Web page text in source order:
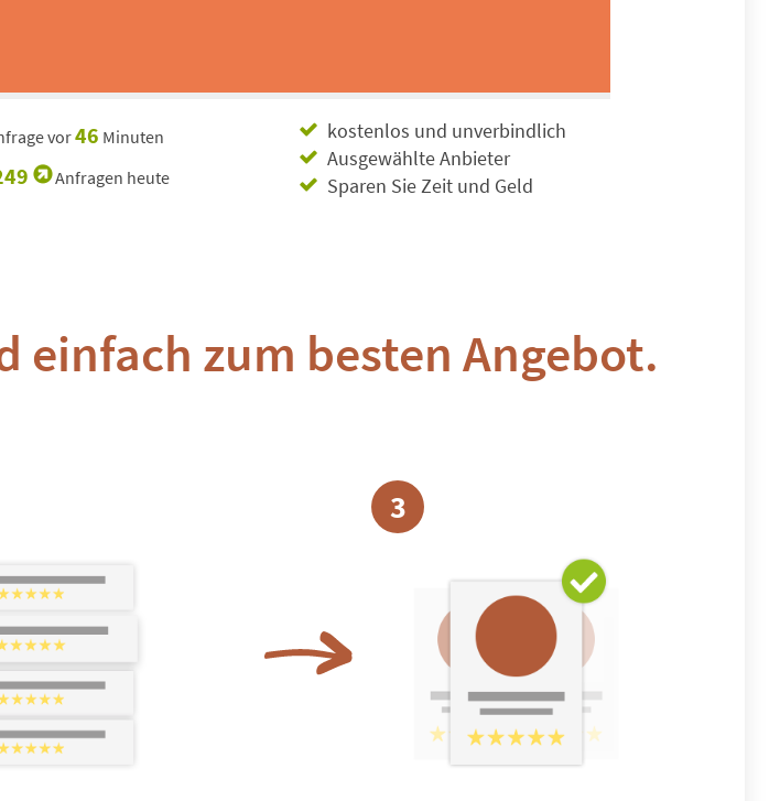
vor46 Minuten
Anfragen heute
kostenlos und unverbindlich
Ausgewählte Anbieter
Sparen Sie Zeit und Geld
einfach zum besten Angebot.
3